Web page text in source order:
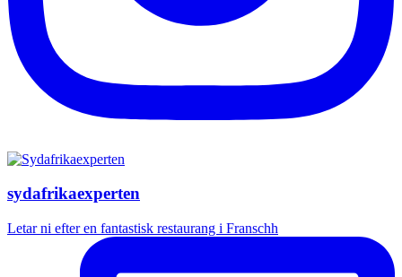
sydafrikaexperten
Letar ni efter en fantastisk restaurang i Franschh